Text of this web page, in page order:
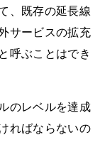
、既存の延長線
サービスの拡充
呼ぶことはでき
のレベルを達成
ればならないの